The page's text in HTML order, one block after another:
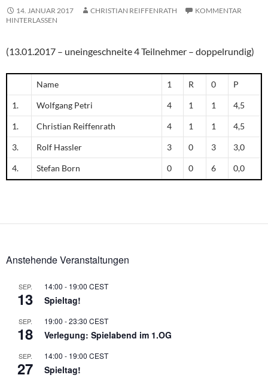
14. JANUAR 2017 CHRISTIAN REIFFENRATH
KOMMENTAR
HINTERLASSEN
(13.01.2017 – uneingeschneite 4 Teilnehmer – doppelrundig)
Name 1 R 0 P
1. Wolfgang Petri 4 1 1 4,5
1. Christian Reiffenrath 4 1 1 4,5
3. Rolf Hassler 3 0 3 3,0
4. Stefan Born 0 0 6 0,0
Anstehende Veranstaltungen
SEP.
13
14:00 - 19:00 CEST
Spieltag!
SEP.
18
19:00 -23:30 CEST
Verlegung: Spielabend im 1.OG
SEP.
27
14:00 - 19:00 CEST
Spieltag!